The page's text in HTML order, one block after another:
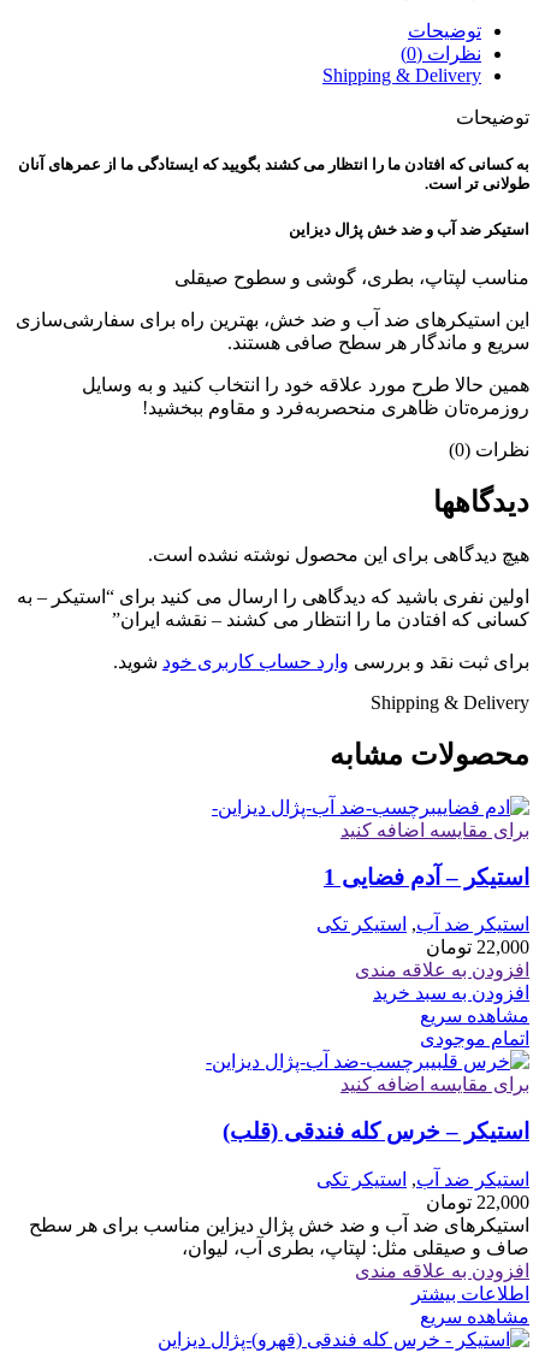
توضیحات
نظرات (0)
Shipping & Delivery
توضیحات
به کسانی که افتادن ما را انتظار می کشند بگویید که ایستادگی ما از عمرهای آنان
طولانی تر است.
استیکر ضد آب و ضد خش پژال دیزاین
مناسب لپتاپ، بطری، گوشی و سطوح صیقلی
این استیکرهای ضد آب و ضد خش، بهترین راه برای سفارشی‌سازی
سریع و ماندگار هر سطح صافی هستند.
همین حالا طرح مورد علاقه خود را انتخاب کنید و به وسایل
روزمره‌تان ظاهری منحصربه‌فرد و مقاوم ببخشید!
نظرات (0)
دیدگاهها
هیچ دیدگاهی برای این محصول نوشته نشده است.
اولین نفری باشید که دیدگاهی را ارسال می کنید برای “استیکر – به
کسانی که افتادن ما را انتظار می کشند – نقشه ایران”
برای ثبت نقد و بررسی وارد حساب کاربری خود شوید.
Shipping & Delivery
محصولات مشابه
برای مقایسه اضافه کنید
استیکر – آدم فضایی 1
استیکر ضد آب, استیکر تکی
22,000 تومان
افزودن به علاقه مندی
افزودن به سبد خرید
مشاهده سریع
اتمام موجودی
برای مقایسه اضافه کنید
استیکر – خرس کله فندقی (قلب)
استیکر ضد آب, استیکر تکی
22,000 تومان
استیکرهای ضد آب و ضد خش پژال دیزاین مناسب برای هر سطح
صاف و صیقلی مثل: لپتاپ، بطری آب، لیوان،
افزودن به علاقه مندی
اطلاعات بیشتر
مشاهده سریع